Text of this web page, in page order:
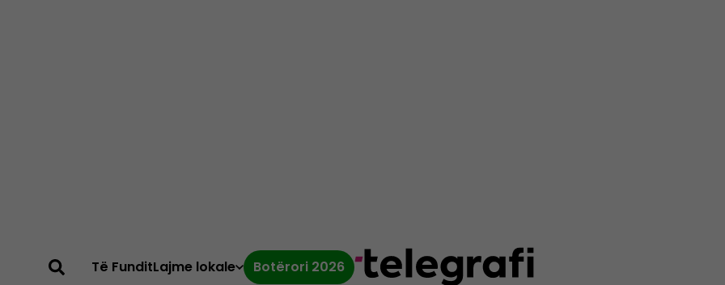
Të FunditLajme lokale Botërori 2026